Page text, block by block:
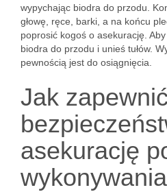
wypychając biodra do przodu.
głowę, ręce, barki, a na końcu
poprosić kogoś o asekurację.
biodra do przodu i unieś tułów.
pewnością jest do osiągnięcia.
Jak zapewnić
asekurację